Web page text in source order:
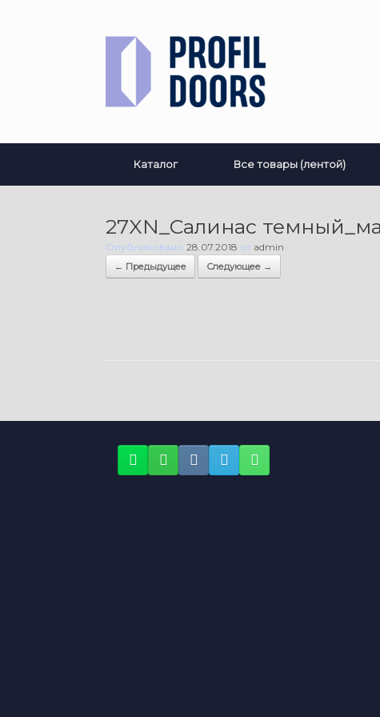
Каталог Все товары (лентой)
27XN_Салинас
Опубликовано 28.07.2018 от admin
← Предыдущее Следующее →